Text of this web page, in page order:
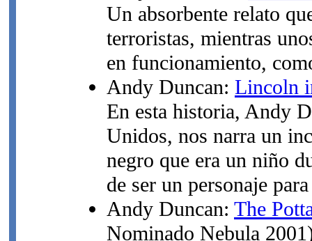
Un absorbente relato
terroristas, mientras
en funcionamiento,
Andy Duncan: Lincoln
En esta historia, Andy
Unidos, nos narra un
negro que era un niño
de ser un personaje
Andy Duncan: The
Nominado Nebula